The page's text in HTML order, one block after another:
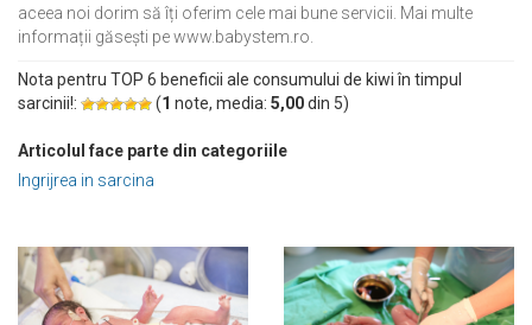
aceea noi dorim să îți oferim cele mai bune servicii. Mai multe
informații găsești pe www.babystem.ro.
Nota pentru TOP 6 beneficii ale consumului de kiwi în timpul
sarcinii!:
(1 note, media: 5,00din 5)
Articolul face parte din categoriile
Ingrijrea in sarcina